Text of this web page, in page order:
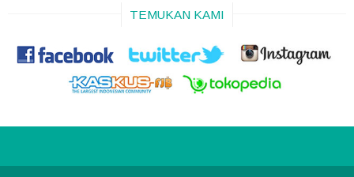
TEMUKAN KAMI